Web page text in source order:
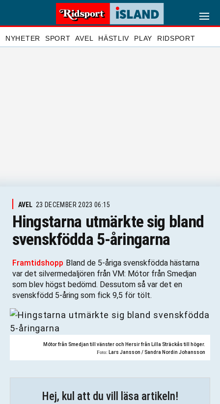
NYHETER SPORT AVEL HÄSTLIV PLAY RIDSPORT
AVEL 23 DECEMBER 2023 06:15
Hingstarna utmärkte sig bland
svenskfödda 5-åringarna
Framtidshopp Bland de 5-åriga svenskfödda hästarna
var det silvermedaljören från VM: Mótor från Smedjan
som blev högst bedömd. Dessutom så var det en
svenskfödd 5-åring som fick 9,5 för tölt.
Mótor från Smedjan till vänster och Hersir från Lilla Sträckås till höger.
Foto: Lars Jansson / Sandra Nordin Johansson
Hej, kul att du vill läsa artikeln!